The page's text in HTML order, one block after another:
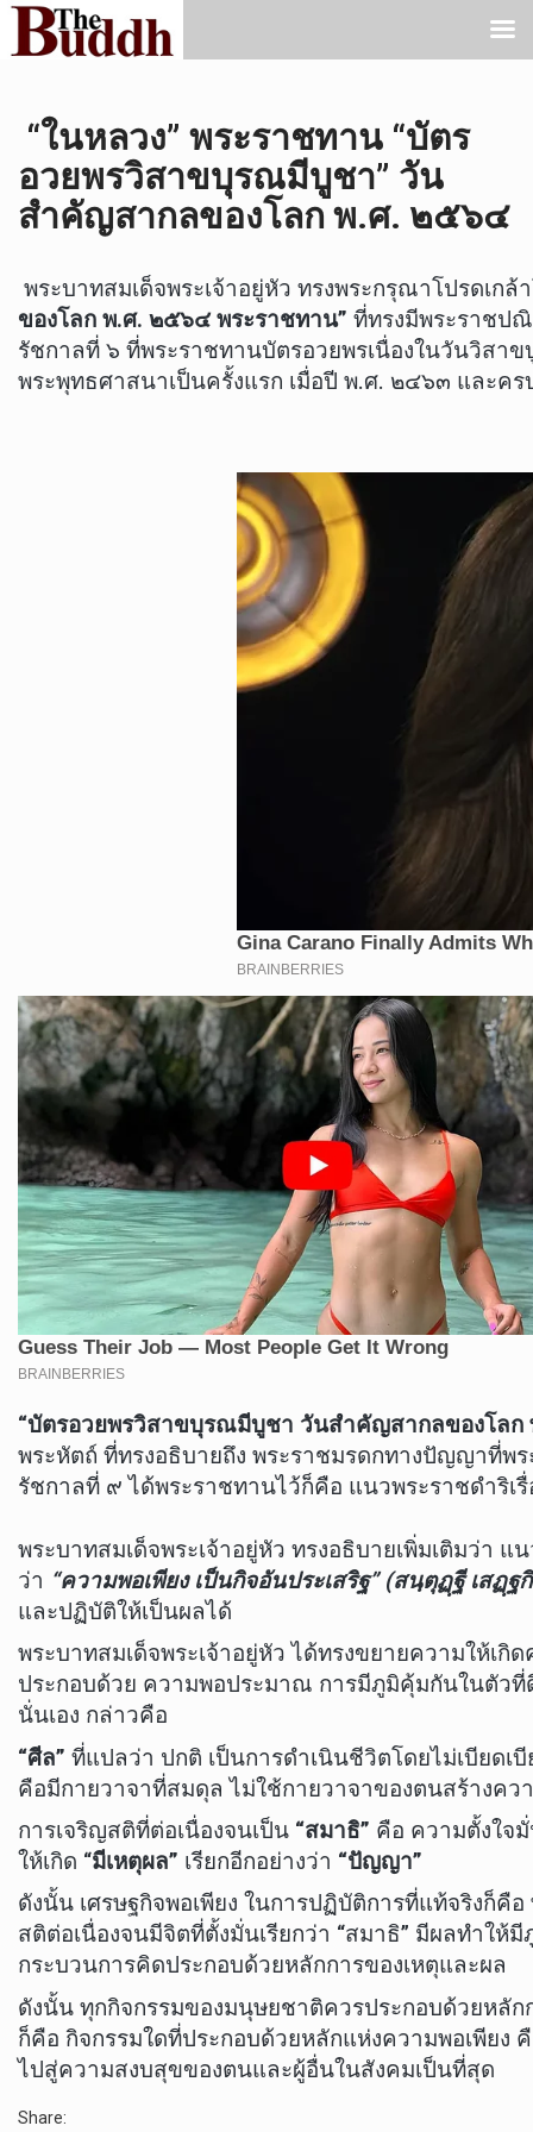
“ในหลวง” พระราชทาน “บัตร
อวยพรวิสาขบุรณมีบูชา” วัน
สําคัญสากลของโลก พ.ศ. ๒๕๖๔
พระบาทสมเด็จพระเจ้าอยู่หัว ทรงพระกรุณาโปรดเก
ของโลก พ.ศ. ๒๕๖๔ พระราชทาน” ที่ทรงมีพระราชป
รัชกาลที่ ๖ ที่พระราชทานบัตรอวยพรเนื่องในวันวิสา
พระพุทธศาสนาเป็นครั้งแรก เมื่อปี พ.ศ. ๒๔๖๓ และค
“บัตรอวยพรวิสาขบุรณมีบูชา วันสําคัญสากลของโลก
พระหัตถ์ ที่ทรงอธิบายถึง พระราชมรดกทางปัญญาที่พ
รัชกาลที่ ๙ ได้พระราชทานไว้ก็คือ แนวพระราชดำริเรื่
พระบาทสมเด็จพระเจ้าอยู่หัว ทรงอธิบายเพิ่มเติมว่า
ว่า “ความพอเพียง เป็นกิจอันประเสริฐ” (สนฺตุฏฺฐี เสฏฺฐ
และปฏิบัติให้เป็นผลได้
พระบาทสมเด็จพระเจ้าอยู่หัว ได้ทรงขยายความให้เ
ประกอบด้วย ความพอประมาณ การมีภูมิคุ้มกันในตัว
นั่นเอง กล่าวคือ
“ศีล” ที่แปลว่า ปกติ เป็นการดำเนินชีวิตโดยไม่เบียด
คือมีกายวาจาที่สมดุล ไม่ใช้กายวาจาของตนสร้างคว
การเจริญสติที่ต่อเนื่องจนเป็น “สมาธิ” คือ ความตั้งใจ
ให้เกิด “มีเหตุผล” เรียกอีกอย่างว่า “ปัญญา”
ดังนั้น เศรษฐกิจพอเพียง ในการปฏิบัติการที่แท้จริง
สติต่อเนื่องจนมีจิตที่ตั้งมั่นเรียกว่า “สมาธิ” มีผลทำให้
กระบวนการคิดประกอบด้วยหลักการของเหตุและผล
ดังนั้น ทุกกิจกรรมของมนุษยชาติควรประกอบด้วยหลัก
ก็คือ กิจกรรมใดที่ประกอบด้วยหลักแห่งความพอเพียง
ไปสู่ความสงบสุขของตนและผู้อื่นในสังคมเป็นที่สุด
Share: